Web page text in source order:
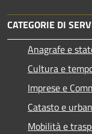
CATEGORIE DI
Anagrafe e
Cultura e
Imprese e
Catasto e
Mobilità e